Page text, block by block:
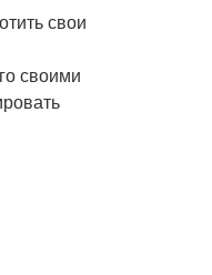
свои
своими